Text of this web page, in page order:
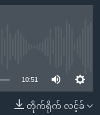
10:51
တိုက်ရိုက် လင့်ခ်